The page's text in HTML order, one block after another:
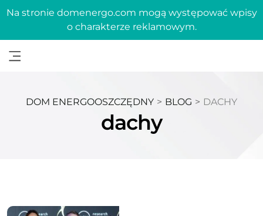
Na stronie domenergo.com mogą występować wpisy
o charakterze reklamowym.
DOM ENERGOOSZCZĘDNY > BLOG > DACHY
dachy